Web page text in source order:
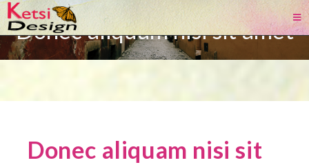
Donec aliquam nisi sit amet
Donec aliquam nisi sit